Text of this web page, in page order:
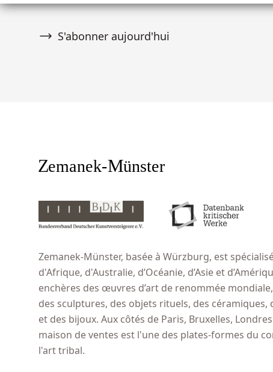
S'abonner aujourd'hui
Zemanek-Münster, basée à Würzburg, est
d'Afrique, d'Australie, d’Océanie, d’Asie et
enchères des œuvres d’art de renommée
des sculptures, des objets rituels, des céramiques,
et des bijoux. Aux côtés de Paris, Bruxelles,
maison de ventes est l'une des plates-formes du
l'art tribal.